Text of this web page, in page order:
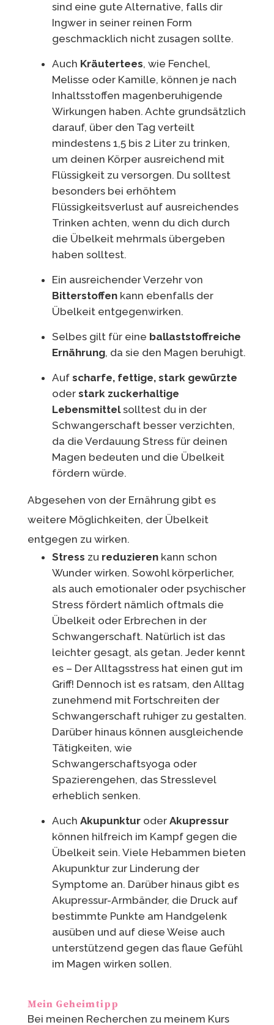
sind eine gute Alternative, falls dir
Ingwer in seiner reinen Form
geschmacklich nicht zusagen sollte.
Auch Kräutertees, wie Fenchel,
Melisse oder Kamille, können je nach
Inhaltsstoffen magenberuhigende
Wirkungen haben. Achte grundsätzlich
darauf, über den Tag verteilt
mindestens 1,5 bis 2 Liter zu trinken,
um deinen Körper ausreichend mit
Flüssigkeit zu versorgen. Du solltest
besonders bei erhöhtem
Flüssigkeitsverlust auf ausreichendes
Trinken achten, wenn du dich durch
die Übelkeit mehrmals übergeben
haben solltest.
Ein ausreichender Verzehr von
Bitterstoffenkann ebenfalls der
Übelkeit entgegenwirken.
Selbes gilt für eine ballaststoffreiche
Ernährung, da sie den Magen beruhigt.
Auf scharfe, fettige, stark gewürzte
oderstark zuckerhaltige
Lebensmittelsolltest du in der
Schwangerschaft besser verzichten,
da die Verdauung Stress für deinen
Magen bedeuten und die Übelkeit
fördern würde.
Abgesehen von der Ernährung gibt es
weitere Möglichkeiten, der Übelkeit
entgegen zu wirken.
Stress zu reduzierenkann schon
Wunder wirken. Sowohl körperlicher,
als auch emotionaler oder psychischer
Stress fördert nämlich oftmals die
Übelkeit oder Erbrechen in der
Schwangerschaft. Natürlich ist das
leichter gesagt, als getan. Jeder kennt
es – Der Alltagsstress hat einen gut im
Griff! Dennoch ist es ratsam, den Alltag
zunehmend mit Fortschreiten der
Schwangerschaft ruhiger zu gestalten.
Darüber hinaus können ausgleichende
Tätigkeiten, wie
Schwangerschaftsyoga oder
Spazierengehen, das Stresslevel
erheblich senken.
Auch Akupunkturoder Akupressur
können hilfreich im Kampf gegen die
Übelkeit sein. Viele Hebammen bieten
Akupunktur zur Linderung der
Symptome an. Darüber hinaus gibt es
Akupressur-Armbänder, die Druck auf
bestimmte Punkte am Handgelenk
ausüben und auf diese Weise auch
unterstützend gegen das flaue Gefühl
im Magen wirken sollen.
Mein Geheimtipp
Bei meinen Recherchen zu meinem Kurs